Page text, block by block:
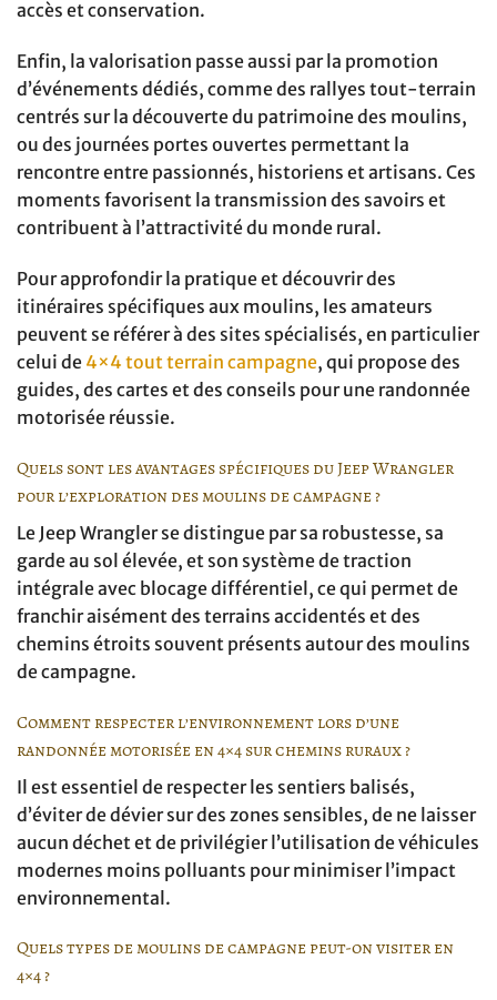
accès et conservation.
Enfin, la valorisation passe aussi par la promotion
d’événements dédiés, comme des rallyes tout-terrain
centrés sur la découverte du patrimoine des moulins,
ou des journées portes ouvertes permettant la
rencontre entre passionnés, historiens et artisans. Ces
moments favorisent la transmission des savoirs et
contribuent à l’attractivité du monde rural.
Pour approfondir la pratique et découvrir des
itinéraires spécifiques aux moulins, les amateurs
peuvent se référer à des sites spécialisés, en particulier
celui de 4×4 tout terrain campagne, qui propose des
guides, des cartes et des conseils pour une randonnée
motorisée réussie.
Quels sont les avantages spécifiques du Jeep Wrangler
pour l’exploration des moulins de campagne ?
Le Jeep Wrangler se distingue par sa robustesse, sa
garde au sol élevée, et son système de traction
intégrale avec blocage différentiel, ce qui permet de
franchir aisément des terrains accidentés et des
chemins étroits souvent présents autour des moulins
de campagne.
Comment respecter l’environnement lors d’une
randonnée motorisée en 4×4 sur chemins ruraux ?
Il est essentiel de respecter les sentiers balisés,
d’éviter de dévier sur des zones sensibles, de ne laisser
aucun déchet et de privilégier l’utilisation de véhicules
modernes moins polluants pour minimiser l’impact
environnemental.
Quels types de moulins de campagne peut-on visiter en
4×4 ?